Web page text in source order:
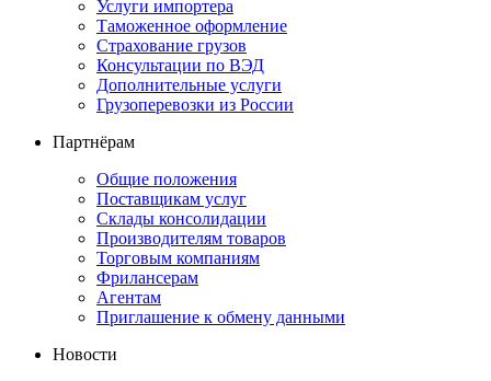
Услуги импортера
Таможенное оформление
Страхование грузов
Консультации по ВЭД
Дополнительные услуги
Грузоперевозки из России
Партнёрам
Общие положения
Поставщикам услуг
Склады консолидации
Производителям товаров
Торговым компаниям
Фрилансерам
Агентам
Приглашение к обмену данными
Новости